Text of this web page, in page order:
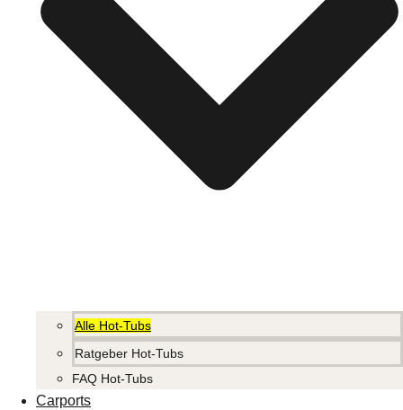
Alle Hot-Tubs
Ratgeber Hot-Tubs
FAQ Hot-Tubs
Carports